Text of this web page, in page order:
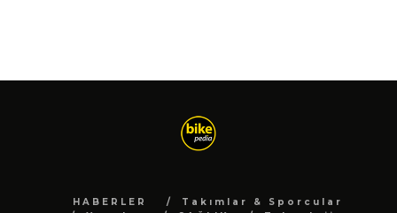
HABERLER
Takımlar & Sporcular